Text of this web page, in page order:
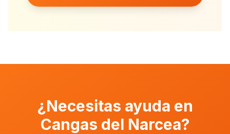
¿Necesitas ayuda en
Cangas del Narcea?